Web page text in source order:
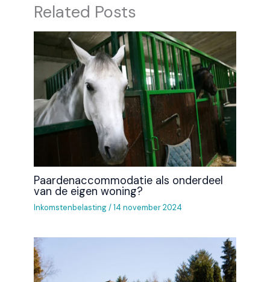
Related Posts
Paardenaccommodatie als onderdeel
van de eigen woning?
Inkomstenbelasting/14 november 2024